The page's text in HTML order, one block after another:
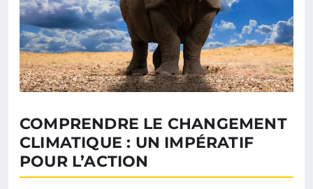
COMPRENDRE LE CHANGEMENT
CLIMATIQUE : UN IMPÉRATIF
POUR L’ACTION